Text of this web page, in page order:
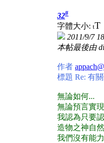
32#
字體大小: tT
2011/9/7
本帖最後由
作者
標題 Re: 有
無論如何...
無論預言實
我認為只要
造物之神自
我們沒有能